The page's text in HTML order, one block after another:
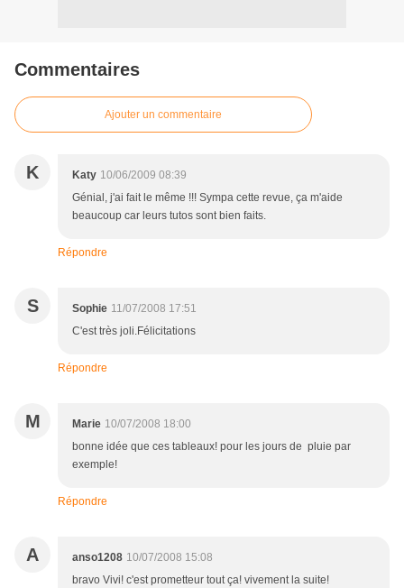
Commentaires
Ajouter un commentaire
K Katy 10/06/2009 08:39
Génial, j'ai fait le même !!! Sympa cette revue, ça m'aide
beaucoup car leurs tutos sont bien faits.
Répondre
S Sophie 11/07/2008 17:51
C'est très joli.Félicitations
Répondre
M Marie 10/07/2008 18:00
bonne idée que ces tableaux! pour les jours de pluie par
exemple!
Répondre
A anso1208 10/07/2008 15:08
bravo Vivi! c'est prometteur tout ça! vivement la suite!